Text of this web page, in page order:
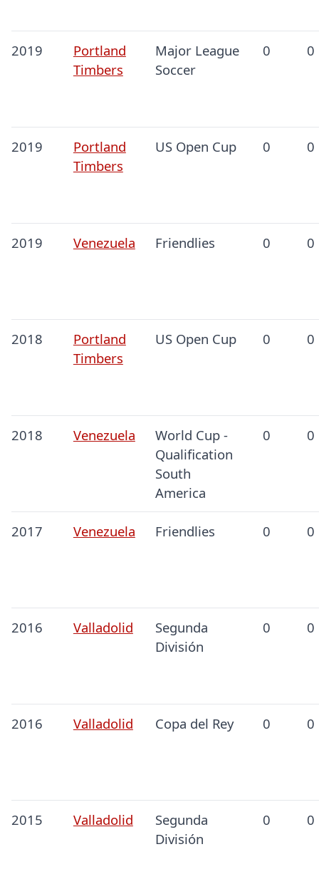
2019
Portland
Timbers
Major League
Soccer
0 0
2019
Portland
Timbers
US Open Cup 0 0
2019 Venezuela Friendlies 0 0
2018
Portland
Timbers
US Open Cup 0 0
2018 Venezuela
World Cup -
Qualification
South
America
0 0
2017 Venezuela Friendlies 0 0
2016 Valladolid
Segunda
División
0 0
2016 Valladolid Copa del Rey 0 0
2015 Valladolid
Segunda
División
0 0